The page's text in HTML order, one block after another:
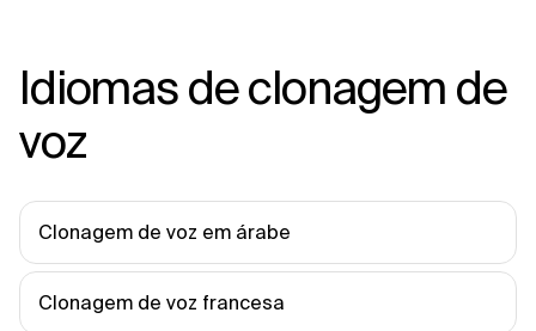
Idiomas de clonagem de
voz
Clonagem de voz em árabe
Clonagem de voz francesa